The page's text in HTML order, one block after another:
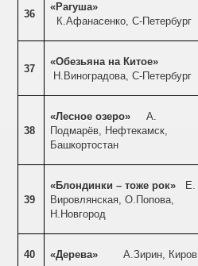
36
«Рагуша»
К.Афанасенко, С-Петербург
37
«Обезьяна на Китое»
Н.Виноградова, С-Петербург
38
«Лесное озеро»
А.
Подмарёв, Нефтекамск,
Башкортостан
39
«Блондинки – тоже рок»
Е.
Вировлянская, О.Попова,
Н.Новгород
40 «Дерева» А.Зирин, Киров